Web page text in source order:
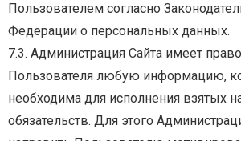
Пользователем согласно
Федерации о персональных данных.
7.3. Администрация Сайта имеет
Пользователя любую информацию,
необходима для исполнения взятых
обязательств. Для этого